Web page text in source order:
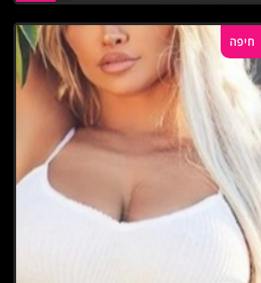
חיפה